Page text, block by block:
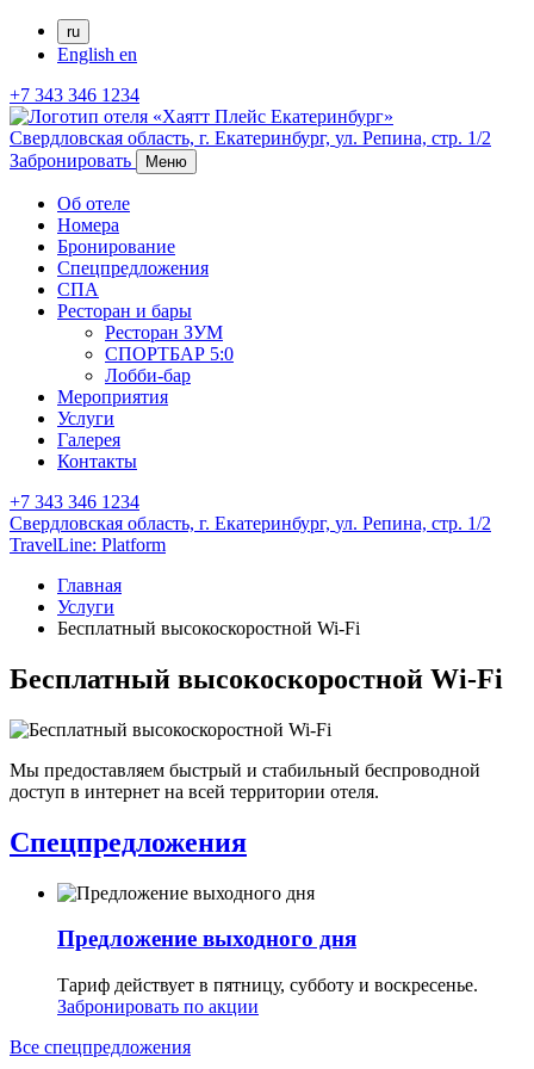
ru
English en
+7 343 346 1234
Свердловская область, г. Екатеринбург, ул. Репина, стр. 1/2
Забронировать
Меню
Об отеле
Номера
Бронирование
Спецпредложения
СПА
Ресторан и бары
Ресторан ЗУМ
СПОРТБАР 5:0
Лобби-бар
Мероприятия
Услуги
Галерея
Контакты
+7 343 346 1234
Свердловская область, г. Екатеринбург, ул. Репина, стр. 1/2
TravelLine: Platform
Главная
Услуги
Бесплатный высокоскоростной Wi-Fi
Бесплатный высокоскоростной Wi-Fi
Мы предоставляем быстрый и стабильный беспроводной
доступ в интернет на всей территории отеля.
Спецпредложения
Предложение выходного дня
Тариф действует в пятницу, субботу и воскресенье.
Забронировать по акции
Все спецпредложения